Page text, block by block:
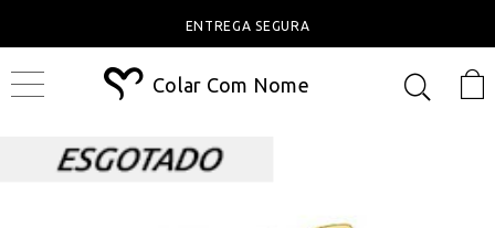
ENTREGA SEGURA
Colar Com Nome